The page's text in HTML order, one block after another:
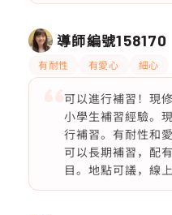
導師編號158170
有耐性 有愛心 細心
可以進行補習！現
小學生補習經驗。
行補習。有耐性和
可以長期補習，配
目。地點可議，線